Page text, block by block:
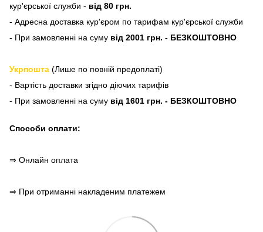
кур'єрської служби - від 80 грн.
- Адресна доставка кур'єром по тарифам кур'єрської служби
- При замовленні на суму від 2001 грн. - БЕЗКОШТОВНО
Укрпошта (Лише по повній предоплаті)
- Вартість доставки згідно діючих тарифів
- При замовленні на суму від 1601 грн. - БЕЗКОШТОВНО
Способи оплати:
⇒ Онлайн оплата
⇒ При отриманні накладеним платежем